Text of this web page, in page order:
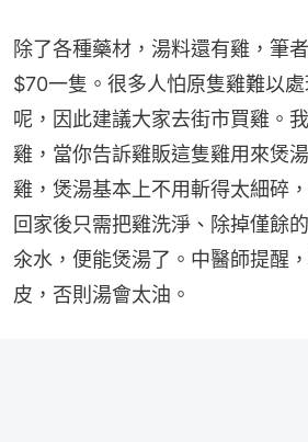
除了各種藥材，湯料還有雞，筆
$70一隻。很多人怕原隻雞難以
呢，因此建議大家去街市買雞。
雞，當你告訴雞販這隻雞用來煲
雞，煲湯基本上不用斬得太細碎
回家後只需把雞洗淨、除掉僅餘
氽水，便能煲湯了。中醫師提醒
皮，否則湯會太油。